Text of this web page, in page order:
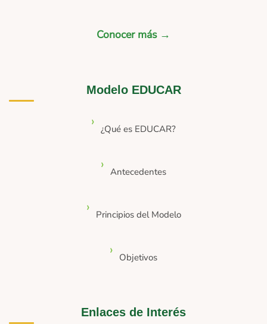
Conocer más →
Modelo EDUCAR
¿Qué es EDUCAR?
Antecedentes
Principios del Modelo
Objetivos
Enlaces de Interés